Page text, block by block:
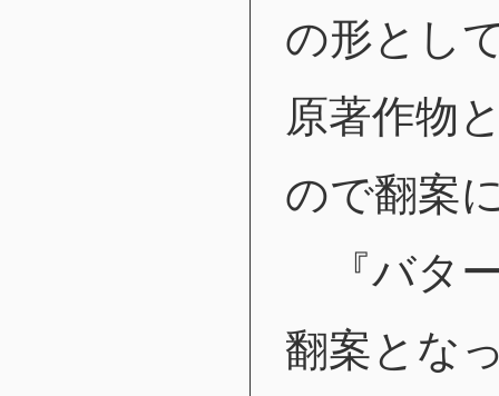
の形とし
原著作物
ので翻案
『バタ
翻案とな